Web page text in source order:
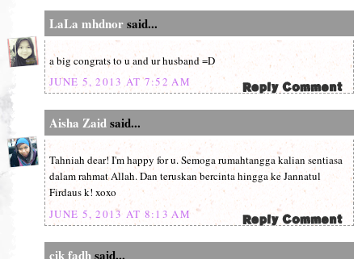
LaLa mhdnorsaid...
a big congrats to u and ur husband =D
JUNE 5, 2013 AT 7:52 AM
Aisha Zaidsaid...
Tahniah dear! I'm happy for u. Semoga rumahtangga kalian sentiasa
dalam rahmat Allah. Dan teruskan bercinta hingga ke Jannatul
Firdaus k! xoxo
JUNE 5, 2013 AT 8:13 AM
cik fadhsaid...